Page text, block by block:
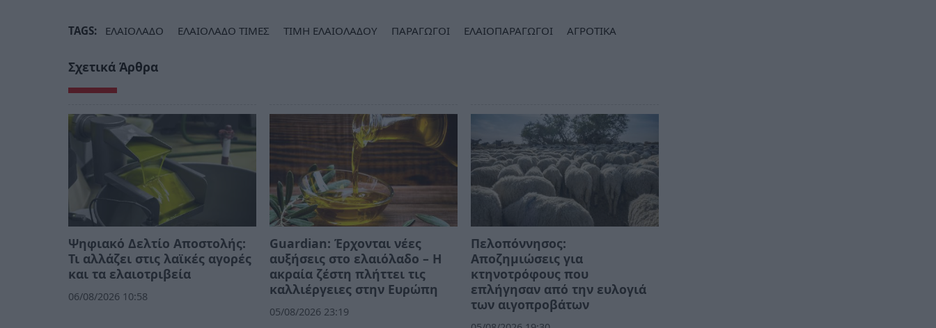
TAGS: ΕΛΑΙΟΛΑΔΟ ΕΛΑΙΟΛΑΔΟ ΤΙΜΕΣ ΤΙΜΗ ΕΛΑΙΟΛΑΔΟΥ ΠΑΡΑΓΩΓΟΙ ΕΛΑΙΟΠΑΡΑΓΩΓΟΙ ΑΓΡΟΤΙΚΑ
Σχετικά Άρθρα
Ψηφιακό Δελτίο Αποστολής:
Τι αλλάζει στις λαϊκές αγορές
και τα ελαιοτριβεία
06/08/2026 10:58
Guardian: Έρχονται νέες
αυξήσεις στο ελαιόλαδο – Η
ακραία ζέστη πλήττει τις
καλλιέργειες στην Ευρώπη
05/08/2026 23:19
Πελοπόννησος:
Αποζημιώσεις για
κτηνοτρόφους που
επλήγησαν από την ευλογιά
των αιγοπροβάτων